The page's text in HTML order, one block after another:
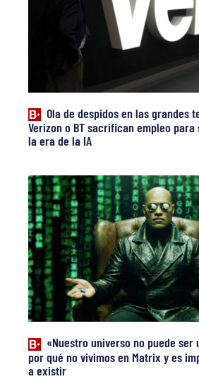
Ola de despidos en las grandes
Verizon o BT sacrifican empleo
la era de la IA
«Nuestro universo no puede ser
por qué no vivimos en Matrix y es
a existir